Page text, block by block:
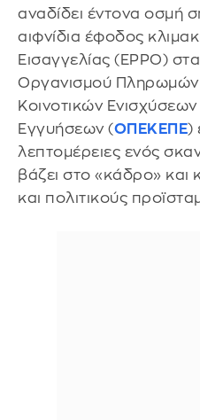
αναδίδει έντονα οσμή
αιφνίδια έφοδος
Εισαγγελίας (EPPO)
Οργανισμού Πληρωμών
Κοινοτικών
Εγγυήσεων (ΟΠΕΚΕΠΕ)
λεπτομέρειες ενός
βάζει στο «κάδρο» και
και πολιτικούς